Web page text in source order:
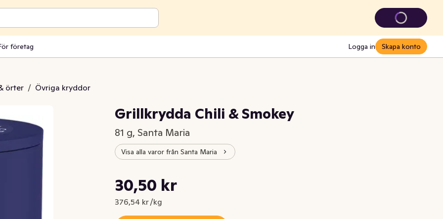
företag Logga in Skapa konto
örter / Övriga kryddor
Grillkrydda Chili & Smokey
81 g, Santa Maria
Visa alla varor från Santa Maria
Nuvarande pris är: 30,50 kr
30,50 kr
376,54 kr /kg
Styckpris: 376,54 kr /kg